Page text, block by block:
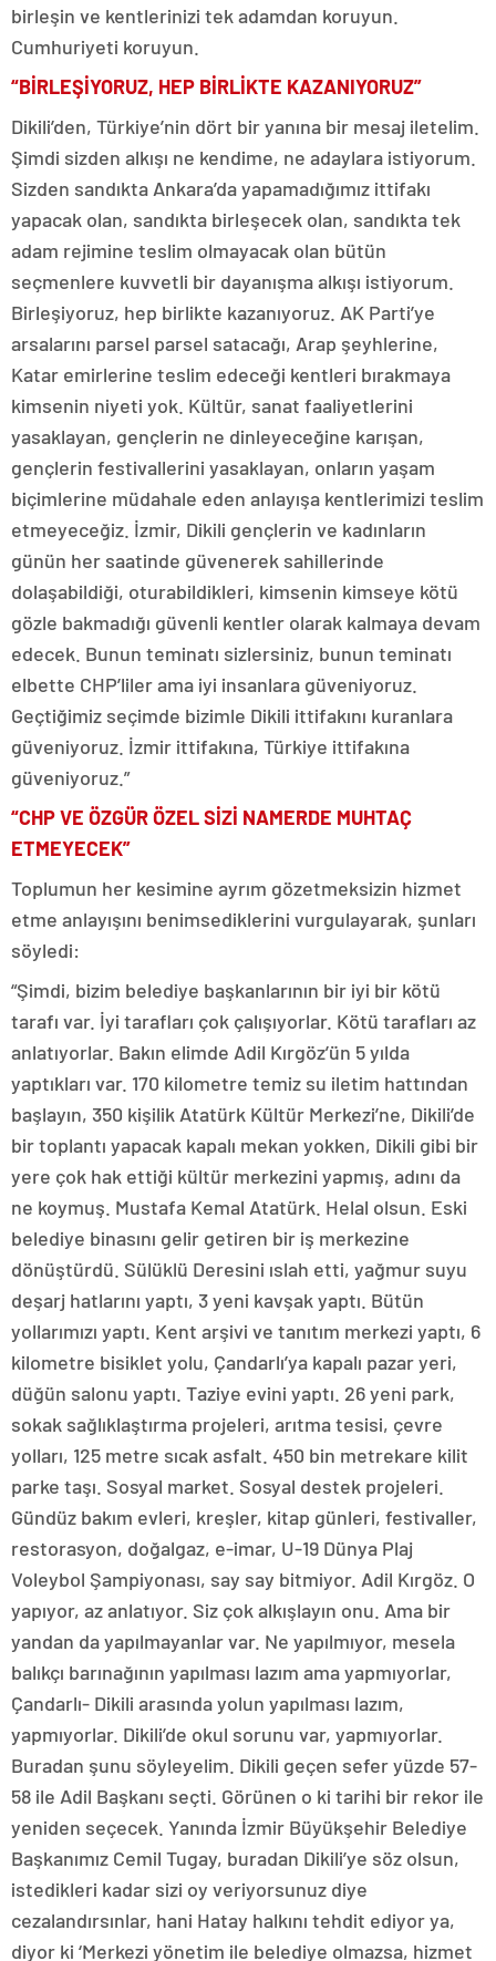
birleşin ve kentlerinizi tek adamdan koruyun.
Cumhuriyeti koruyun.
“BİRLEŞİYORUZ, HEP BİRLİKTE KAZANIYORUZ”
Dikili’den, Türkiye’nin dört bir yanına bir mesaj iletelim.
Şimdi sizden alkışı ne kendime, ne adaylara istiyorum.
Sizden sandıkta Ankara’da yapamadığımız ittifakı
yapacak olan, sandıkta birleşecek olan, sandıkta tek
adam rejimine teslim olmayacak olan bütün
seçmenlere kuvvetli bir dayanışma alkışı istiyorum.
Birleşiyoruz, hep birlikte kazanıyoruz. AK Parti’ye
arsalarını parsel parsel satacağı, Arap şeyhlerine,
Katar emirlerine teslim edeceği kentleri bırakmaya
kimsenin niyeti yok. Kültür, sanat faaliyetlerini
yasaklayan, gençlerin ne dinleyeceğine karışan,
gençlerin festivallerini yasaklayan, onların yaşam
biçimlerine müdahale eden anlayışa kentlerimizi teslim
etmeyeceğiz. İzmir, Dikili gençlerin ve kadınların
günün her saatinde güvenerek sahillerinde
dolaşabildiği, oturabildikleri, kimsenin kimseye kötü
gözle bakmadığı güvenli kentler olarak kalmaya devam
edecek. Bunun teminatı sizlersiniz, bunun teminatı
elbette CHP’liler ama iyi insanlara güveniyoruz.
Geçtiğimiz seçimde bizimle Dikili ittifakını kuranlara
güveniyoruz. İzmir ittifakına, Türkiye ittifakına
güveniyoruz.”
“CHP VE ÖZGÜR ÖZEL SİZİ NAMERDE MUHTAÇ
ETMEYECEK”
Toplumun her kesimine ayrım gözetmeksizin hizmet
etme anlayışını benimsediklerini vurgulayarak, şunları
söyledi:
“Şimdi, bizim belediye başkanlarının bir iyi bir kötü
tarafı var. İyi tarafları çok çalışıyorlar. Kötü tarafları az
anlatıyorlar. Bakın elimde Adil Kırgöz’ün 5 yılda
yaptıkları var. 170 kilometre temiz su iletim hattından
başlayın, 350 kişilik Atatürk Kültür Merkezi’ne, Dikili’de
bir toplantı yapacak kapalı mekan yokken, Dikili gibi bir
yere çok hak ettiği kültür merkezini yapmış, adını da
ne koymuş. Mustafa Kemal Atatürk. Helal olsun. Eski
belediye binasını gelir getiren bir iş merkezine
dönüştürdü. Sülüklü Deresini ıslah etti, yağmur suyu
deşarj hatlarını yaptı, 3 yeni kavşak yaptı. Bütün
yollarımızı yaptı. Kent arşivi ve tanıtım merkezi yaptı, 6
kilometre bisiklet yolu, Çandarlı’ya kapalı pazar yeri,
düğün salonu yaptı. Taziye evini yaptı. 26 yeni park,
sokak sağlıklaştırma projeleri, arıtma tesisi, çevre
yolları, 125 metre sıcak asfalt. 450 bin metrekare kilit
parke taşı. Sosyal market. Sosyal destek projeleri.
Gündüz bakım evleri, kreşler, kitap günleri, festivaller,
restorasyon, doğalgaz, e-imar, U-19 Dünya Plaj
Voleybol Şampiyonası, say say bitmiyor. Adil Kırgöz. O
yapıyor, az anlatıyor. Siz çok alkışlayın onu. Ama bir
yandan da yapılmayanlar var. Ne yapılmıyor, mesela
balıkçı barınağının yapılması lazım ama yapmıyorlar,
Çandarlı- Dikili arasında yolun yapılması lazım,
yapmıyorlar. Dikili’de okul sorunu var, yapmıyorlar.
Buradan şunu söyleyelim. Dikili geçen sefer yüzde 57-
58 ile Adil Başkanı seçti. Görünen o ki tarihi bir rekor ile
yeniden seçecek. Yanında İzmir Büyükşehir Belediye
Başkanımız Cemil Tugay, buradan Dikili’ye söz olsun,
istedikleri kadar sizi oy veriyorsunuz diye
cezalandırsınlar, hani Hatay halkını tehdit ediyor ya,
diyor ki ‘Merkezi yönetim ile belediye olmazsa, hizmet